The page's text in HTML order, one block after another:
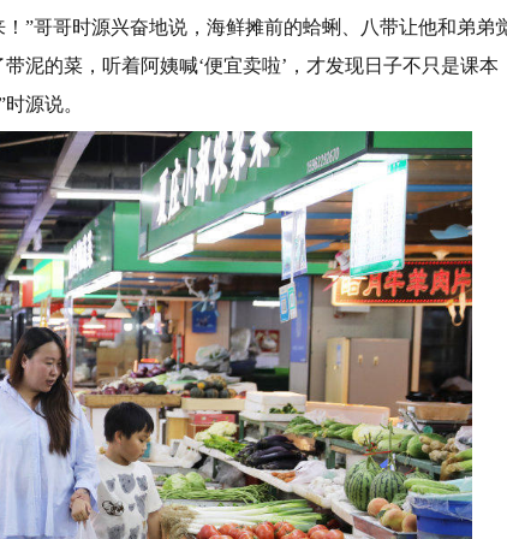
”哥哥时源兴奋地说，海鲜摊前的蛤蜊、八带让他和弟弟
泥的菜，听着阿姨喊‘便宜卖啦’，才发现日子不只是课本
源说。